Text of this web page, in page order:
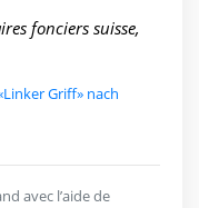
fonciers suisse,
Griff» nach
avec l’aide de